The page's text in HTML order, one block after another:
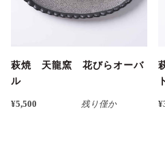
萩焼 天龍窯 花びらオーバ
ル
¥5,500 残り僅か